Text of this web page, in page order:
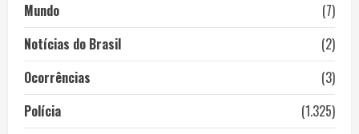
Mundo
(7)
Notícias do Brasil
(2)
Ocorrências
(3)
Polícia
(1.325)